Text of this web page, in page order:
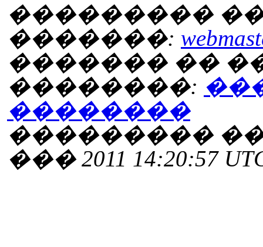
���������
�������:
������� ��
��������:
��������
���������
��� 2011 14:20:57